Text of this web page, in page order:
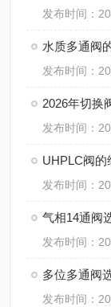
发布时间：
水质多通阀
发布时间：
2026年切换
发布时间：
UHPLC阀的
发布时间：
发布时间：
多位多通阀
发布时间：